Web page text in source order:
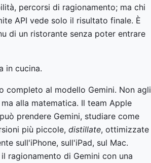
percorsi di ragionamento; ma chi
API vede solo il risultato finale. È
di un ristorante senza poter entrare
in cucina.
completo al modello Gemini. Non agli
alla matematica. Il team Apple
prendere Gemini, studiare come
più piccole, distillate, ottimizzate
sull'iPhone, sull'iPad, sul Mac.
ragionamento di Gemini con una